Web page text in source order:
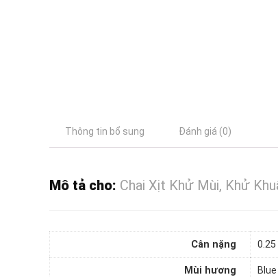
Thông tin bổ sung Đánh giá (0)
Mô tả cho: Chai Xịt Khử Mùi, Khử
Cân nặng 0.25
Mùi hương